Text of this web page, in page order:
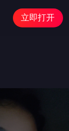
立即打开